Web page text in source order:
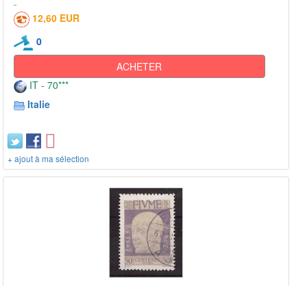
12,60 EUR
0
ACHETER
IT - 70***
Italie
+ ajout à ma sélection